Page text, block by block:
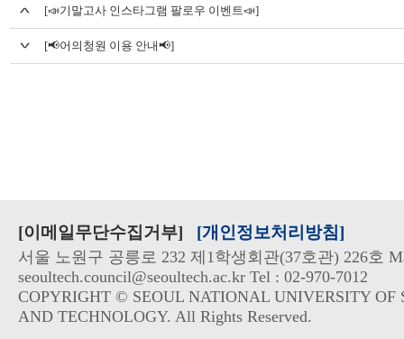
[📣기말고사 인스타그램 팔로우 이벤트📣]
[📢어의청원 이용 안내📢]
[이메일무단수집거부] [개인정보처리방침]
서울 노원구 공릉로 232 제1학생회관(37호관) 226호
seoultech.council@seoultech.ac.kr Tel : 02-970-7012
COPYRIGHT © SEOUL NATIONAL UNIVERSITY OF
AND TECHNOLOGY. All Rights Reserved.